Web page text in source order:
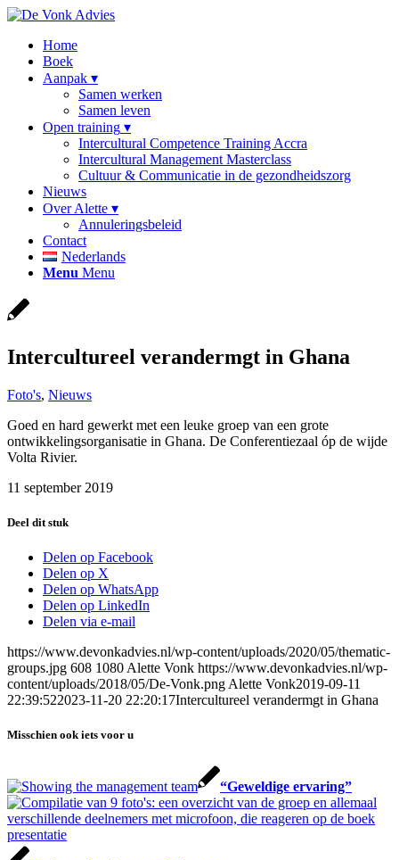
Home
Boek
Aanpak
Samen werken
Samen leven
Open training
Intercultural Competence Training Accra
Intercultural Management Masterclass
Cultuur & Communicatie in de gezondheidszorg
Nieuws
Over Alette
Annuleringsbeleid
Contact
Nederlands
Menu Menu
Intercultureel verandermgt in Ghana
Foto's, Nieuws
Goed en hard gewerkt met een leuke groep van een grote
ontwikkelingsorganisatie in Ghana. De Conferentiezaal óp de wijde
Volta Rivier.
11 september 2019
Deel dit stuk
Delen op Facebook
Delen op X
Delen op WhatsApp
Delen op LinkedIn
Delen via e-mail
https://www.devonkadvies.nl/wp-content/uploads/2020/05/thematic-
groups.jpg 608 1080 Alette Vonk https://www.devonkadvies.nl/wp-
content/uploads/2018/05/De-Vonk.png Alette Vonk2019-09-11
22:39:522023-11-20 22:20:17Intercultureel verandermgt in Ghana
Misschien ook iets voor u
“Geweldige ervaring”